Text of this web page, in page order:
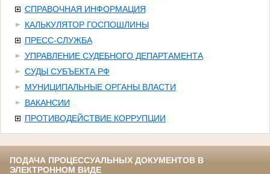
СПРАВОЧНАЯ ИНФОРМАЦИЯ
КАЛЬКУЛЯТОР ГОСПОШЛИНЫ
ПРЕСС-СЛУЖБА
УПРАВЛЕНИЕ СУДЕБНОГО ДЕПАРТАМЕНТА
СУДЫ СУБЪЕКТА РФ
МУНИЦИПАЛЬНЫЕ ОРГАНЫ ВЛАСТИ
ВАКАНСИИ
ПРОТИВОДЕЙСТВИЕ КОРРУПЦИИ
ПОДАЧА ПРОЦЕССУАЛЬНЫХ ДОКУМЕНТОВ В
ЭЛЕКТРОННОМ ВИДЕ